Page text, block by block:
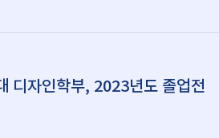
디자인학부, 2023년도 졸업전